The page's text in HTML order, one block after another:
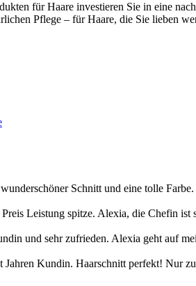
für Haare investieren Sie in eine
Pflege – für Haare, die Sie lieben
Schnitt und eine tolle Farbe.
Leistung spitze. Alexia, die Chefin ist
und sehr zufrieden. Alexia geht auf
Jahren Kundin. Haarschnitt perfekt! Nur